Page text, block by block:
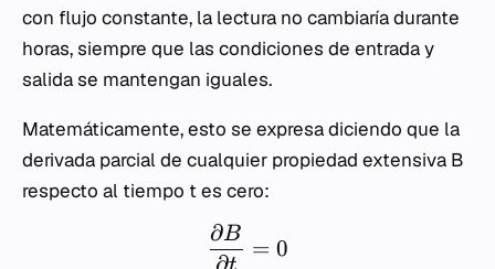
con flujo constante, la lectura no cambiaría durante
horas, siempre que las condiciones de entrada y
salida se mantengan iguales.
Matemáticamente, esto se expresa diciendo que la
derivada parcial de cualquier propiedad extensiva B
respecto al tiempo t es cero:
∂B
= 0